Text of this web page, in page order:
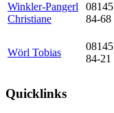
Winkler-Pangerl
Christiane
08145
84-68
Wörl Tobias
08145
84-21
Quicklinks